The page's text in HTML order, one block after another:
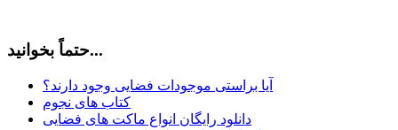
حتماً بخوانید...
آیا براستی موجودات فضایی وجود دارند؟
کتاب های نجوم
دانلود رایگان انواع ماکت های فضایی